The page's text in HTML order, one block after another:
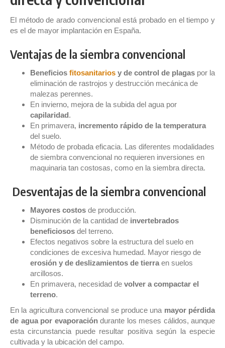
El método de arado convencional está probado en el tiempo y
es el de mayor implantación en España.
Ventajas de la siembra convencional
Beneficios fitosanitarios y de control de plagas por la
eliminación de rastrojos y destrucción mecánica de
malezas perennes.
En invierno, mejora de la subida del agua por
capilaridad.
En primavera, incremento rápido de la temperatura
del suelo.
Método de probada eficacia. Las diferentes modalidades
de siembra convencional no requieren inversiones en
maquinaria tan costosas, como en la siembra directa.
Desventajas de la siembra convencional
Mayores costos de producción.
Disminución de la cantidad de invertebrados
beneficiosos del terreno.
Efectos negativos sobre la estructura del suelo en
condiciones de excesiva humedad. Mayor riesgo de
erosión y de deslizamientos de tierra en suelos
arcillosos.
En primavera, necesidad de volver a compactar el
terreno.
En la agricultura convencional se produce una mayor pérdida
de agua por evaporacióndurante los meses cálidos, aunque
esta circunstancia puede resultar positiva según la especie
cultivada y la ubicación del campo.